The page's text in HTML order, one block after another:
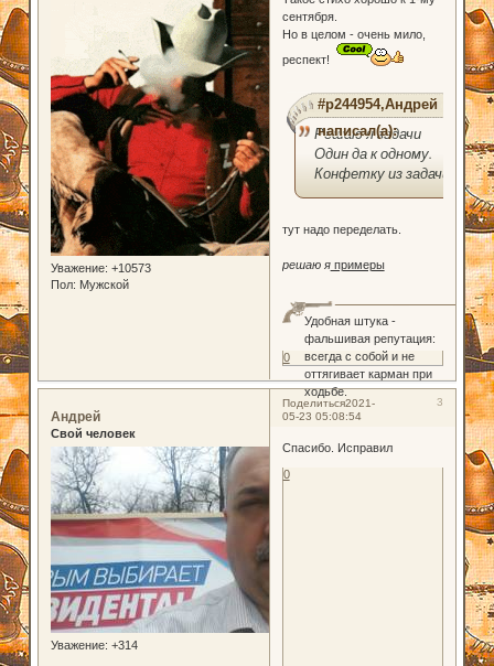
Уважение: +10573
Пол: Мужской
сентября.
Но в целом - очень мило,
респект!
#p244954,Андрей
написал(а):
Решаю я задачи
Один да к одному.
Конфетку из задачи
тут надо переделать.
решаю япримеры
Удобная штука -
фальшивая репутация:
всегда с собой и не
оттягивает карман при
ходьбе.
0
Поделиться 3
2021-
05-23 05:08:54
Андрей
Свой человек
Уважение: +314
Спасибо. Исправил
0